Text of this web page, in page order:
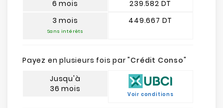
6 mois
3 mois
Sans intérêts
239.582 DT
449.667 DT
Payez en plusieurs fois par "Crédit Conso"
Jusqu'à
36 mois
Voir conditions